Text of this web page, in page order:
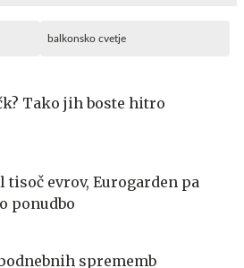
balkonsko cvetje
Tako jih boste hitro
tisoč evrov, Eurogarden pa
ponudbo
sprememb